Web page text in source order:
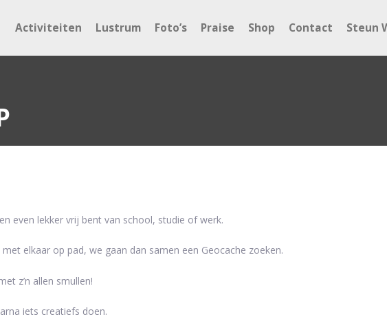
Activiteiten Lustrum Foto’s Praise Shop Contact Steun
even lekker vrij bent van school, studie of werk.
elkaar op pad, we gaan dan samen een Geocache zoeken.
z’n allen smullen!
iets creatiefs doen.